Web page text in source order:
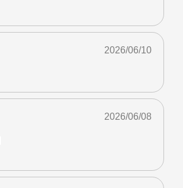
2026/06/10
2026/06/08